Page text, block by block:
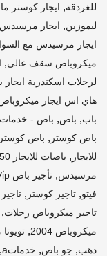
للغردقة, ايجار كوستر
ليموزين, ايجار مرسيدس S450
ايجار مرسيدس مع
ميكروباص سقف عالى,
لرحلات اسكندرية
هاي اس ايجار
باب, باص, باص - خدمات
باص كوستر , باص كوستر
للايجار , باصات للايجار 50راكب
مرسيدس, تأجير باص Vi̇p مرسيدس سبرنتر
فيتو, تاجير كوستر ,
تاجير ميكروباص رحلات,
ميكروباص 2004
, تويوتا
دهب, جو باص, خدماتa ,